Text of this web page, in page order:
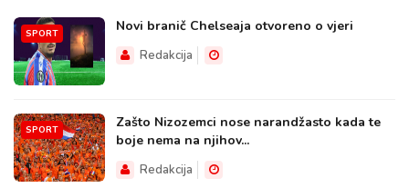
SPORT Novi branič Chelseaja otvoreno o vjeri
Redakcija
SPORT
Zašto Nizozemci nose narandžasto kada te
boje nema na njihov...
Redakcija